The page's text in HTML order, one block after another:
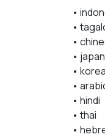
•
•
•
•
•
•
• hindi
• thai
•